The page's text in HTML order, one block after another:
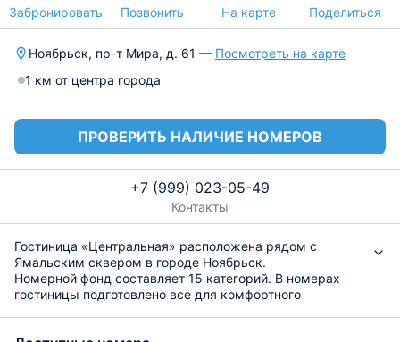
Забронировать Позвонить На карте Поделиться
Ноябрьск, пр-т Мира, д. 61 — Посмотреть на карте
1 км от центра города
ПРОВЕРИТЬ НАЛИЧИЕ НОМЕРОВ
+7 (999) 023-05-49
Контакты
Гостиница «Центральная» расположена рядом с
Ямальским сквером в городе Ноябрьск.
Номерной фонд составляет 15 категорий. В номерах
гостиницы подготовлено все для комфортного